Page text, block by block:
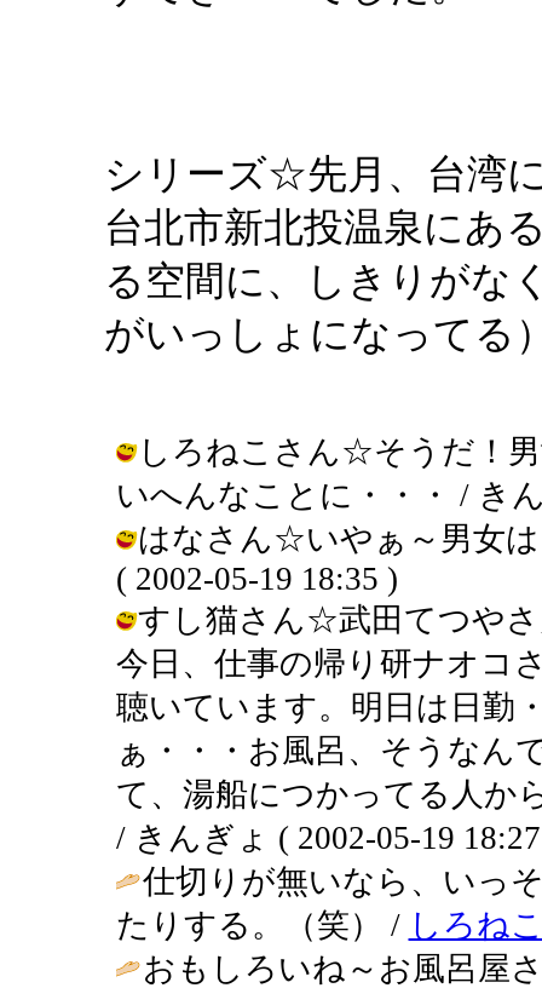
シリーズ☆先月、台湾
台北市新北投温泉にあ
る空間に、しきりがな
がいっしょになってる
しろねこさん☆そうだ！
いへんなことに・・・ / き
はなさん☆いやぁ～男女
( 2002-05-19 18:35 )
すし猫さん☆武田てつや
今日、仕事の帰り研ナオコ
聴いています。明日は日勤
ぁ・・・お風呂、そうなん
て、湯船につかってる人か
/ きんぎょ ( 2002-05-19
仕切りが無いなら、いっ
たりする。（笑） / しろね
おもしろいね～お風呂屋